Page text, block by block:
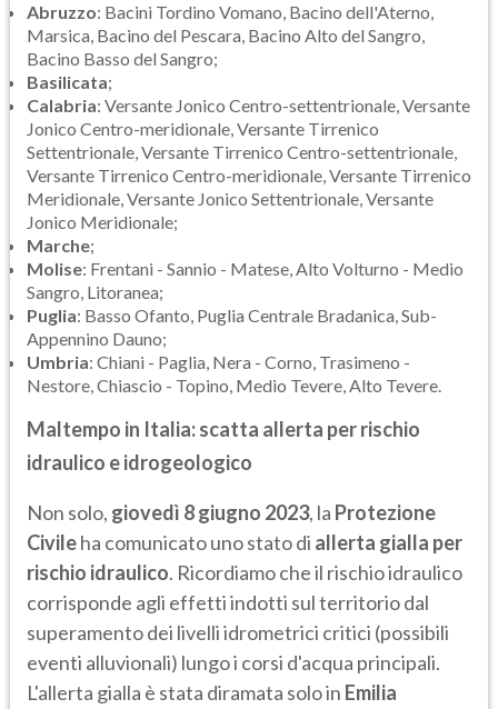
Abruzzo: Bacini Tordino Vomano, Bacino dell'Aterno,
Marsica, Bacino del Pescara, Bacino Alto del Sangro,
Bacino Basso del Sangro;
Basilicata;
Calabria: Versante Jonico Centro-settentrionale, Versante
Jonico Centro-meridionale, Versante Tirrenico
Settentrionale, Versante Tirrenico Centro-settentrionale,
Versante Tirrenico Centro-meridionale, Versante Tirrenico
Meridionale, Versante Jonico Settentrionale, Versante
Jonico Meridionale;
Marche;
Molise: Frentani - Sannio - Matese, Alto Volturno - Medio
Sangro, Litoranea;
Puglia: Basso Ofanto, Puglia Centrale Bradanica, Sub-
Appennino Dauno;
Umbria: Chiani - Paglia, Nera - Corno, Trasimeno -
Nestore, Chiascio - Topino, Medio Tevere, Alto Tevere.
Maltempo in Italia: scatta allerta per rischio
idraulico e idrogeologico
Non solo, giovedì 8 giugno 2023, la Protezione
Civileha comunicato uno stato di allerta gialla per
rischio idraulico. Ricordiamo che il rischio idraulico
corrisponde agli effetti indotti sul territorio dal
superamento dei livelli idrometrici critici (possibili
eventi alluvionali) lungo i corsi d'acqua principali.
L'allerta gialla è stata diramata solo in Emilia